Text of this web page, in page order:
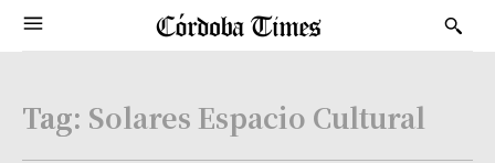
Tag: Solares Espacio Cultural